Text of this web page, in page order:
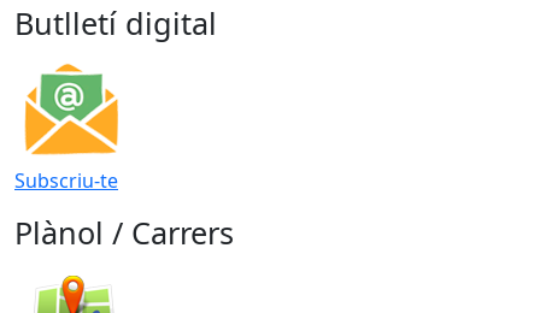
Butlletí digital
Subscriu-te
Plànol / Carrers